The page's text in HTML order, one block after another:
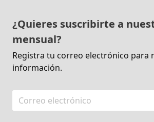
¿Quieres suscribirte a
mensual?
Registra tu correo electrónico para
información.